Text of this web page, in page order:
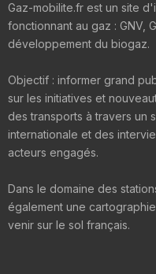
Gaz-mobilite.fr est un site
fonctionnant au gaz : GNV,
développement du biogaz.
Objectif : informer grand
sur les initiatives et
des transports à travers un
internationale et des
acteurs engagés.
Dans le domaine des
également une
venir sur le sol français.